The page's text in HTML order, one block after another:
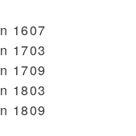
1607
1703
1709
1803
1809